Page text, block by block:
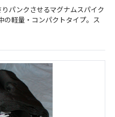
パンクさせるマグナムスパイク
の軽量・コンパクトタイプ。ス